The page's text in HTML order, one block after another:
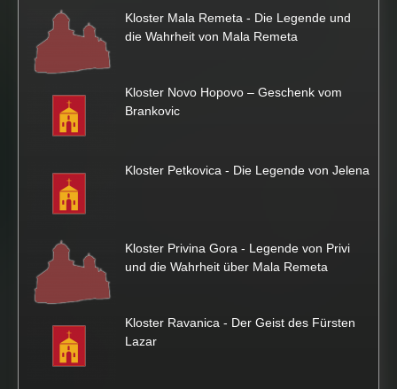
Kloster Mala Remeta - Die Legende und
die Wahrheit von Mala Remeta
Kloster Novo Hopovo – Geschenk vom
Brankovic
Kloster Petkovica - Die Legende von Jelena
Kloster Privina Gora - Legende von Privi
und die Wahrheit über Mala Remeta
Kloster Ravanica - Der Geist des Fürsten
Lazar